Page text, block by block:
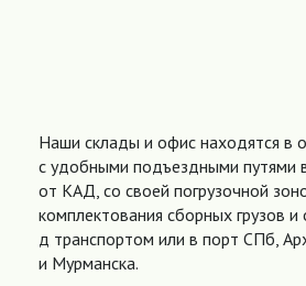
Наши склады и офис находятся в
с удобными подъездными путями
от КАД, со своей погрузочной
комплектования сборных грузов
д транспортом или в порт СПб,
и Мурманска.